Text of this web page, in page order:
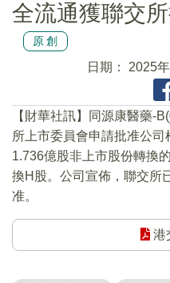
全流通獲聯交
原創
日期： 2025
【財華社訊】同源康醫藥-B(
所上市委員會申請批准公
1.736億股非上市股份轉換
換H股。公司宣佈，聯交所
准。
港